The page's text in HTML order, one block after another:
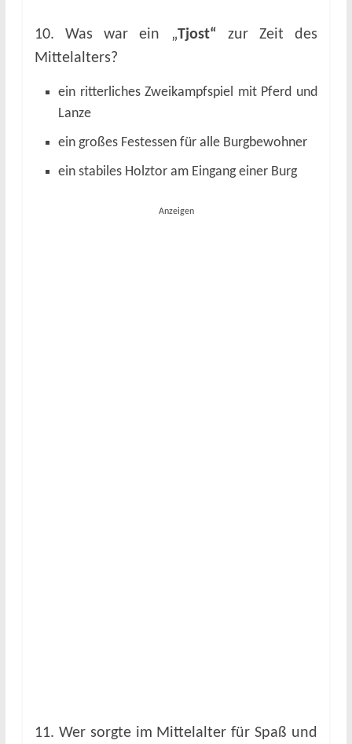
10. Was war ein „Tjost“ zur Zeit des
Mittelalters?
ein ritterliches Zweikampfspiel mit Pferd und
Lanze
ein großes Festessen für alle Burgbewohner
ein stabiles Holztor am Eingang einer Burg
Anzeigen
11. Wer sorgte im Mittelalter für Spaß und